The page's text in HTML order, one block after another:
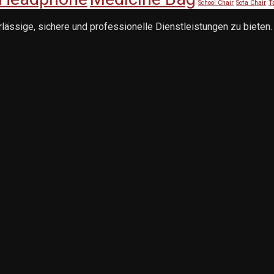
School Chair Sofa Chair
sichere und professionelle Dienstleistungen zu bieten.